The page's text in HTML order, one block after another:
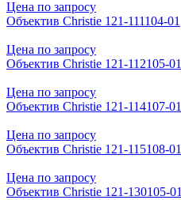
Цена по запросу
Объектив Christie 121-111104-01
Цена по запросу
Объектив Christie 121-112105-01
Цена по запросу
Объектив Christie 121-114107-01
Цена по запросу
Объектив Christie 121-115108-01
Цена по запросу
Объектив Christie 121-130105-01